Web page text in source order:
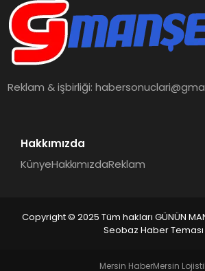
Reklam & işbirliği:
Hakkımızda
KünyeHakkımızdaReklam
Copyright © 2025 Tüm hakları GÜNÜN
Seobaz Haber Teması
Mersin HaberMersin